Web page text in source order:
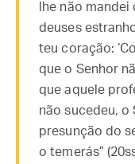
lhe não
deuses
teu coração:
que o Senhor
que aquele
não sucedeu, o
presunção do
o temerás”